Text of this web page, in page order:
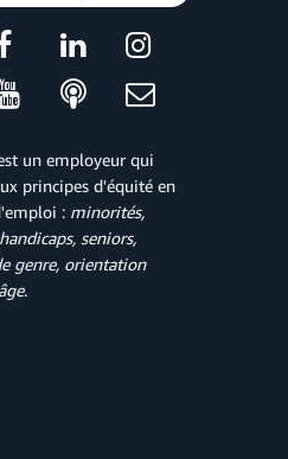
un employeur qui
principes d'équité en
: minorités,
seniors,
genre, orientation
.